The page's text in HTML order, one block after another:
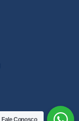
Fale Conosco